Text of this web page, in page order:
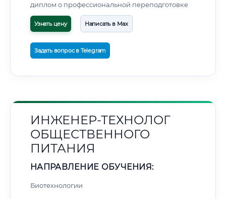
диплом о профессиональной переподготовке
Узнать цену Написать в Max
Задать вопрос в Telegram
ИНЖЕНЕР-ТЕХНОЛОГ
ОБЩЕСТВЕННОГО
ПИТАНИЯ
НАПРАВЛЕНИЕ ОБУЧЕНИЯ:
Биотехнологии